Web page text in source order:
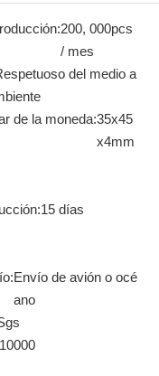
200, 000pcs
/ mes
del medio a
de la moneda:35x45
x4mm
15 días
Envío de avión o océ
ano